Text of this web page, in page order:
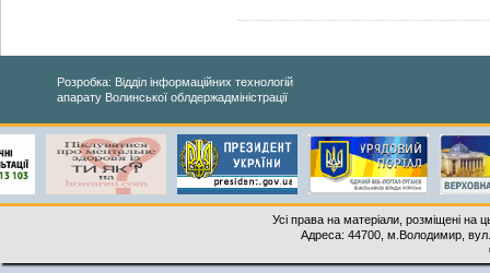
Розробка: Відділ інформаційних технологій
апарату Волинської облдержадміністрації
Усі права на матеріали, розміщені на
Адреса: 44700, м.Володимир,